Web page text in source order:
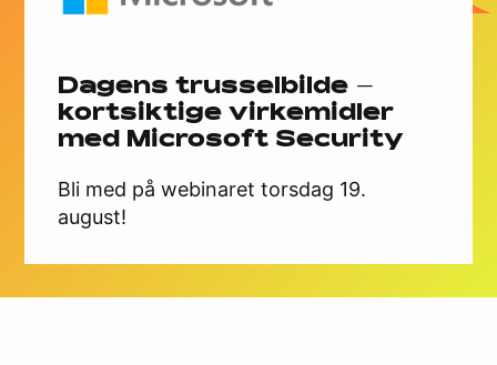
Dagens trusselbilde –
kortsiktige virkemidler
med Microsoft Security
Bli med på webinaret torsdag 19.
august!